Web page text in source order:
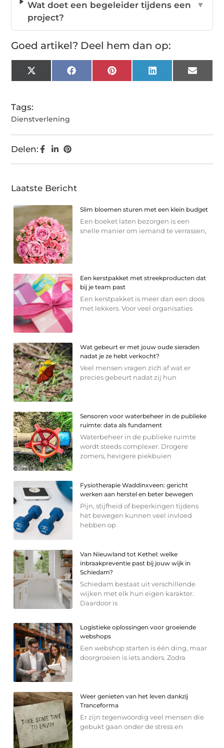
Wat doet een begeleider tijdens een
project?
▼
Goed artikel? Deel hem dan op:
X
(Twitter)
FacebookPinterest LinkedIn Email
Tags:
Dienstverlening
Delen:
Laatste Bericht
Slim bloemen sturen met een klein budget
Een boeket laten bezorgen is een
snelle manier om iemand te verrassen,
Een kerstpakket met streekproducten dat
bij je team past
Een kerstpakket is meer dan een doos
met lekkers. Voor veel organisaties
Wat gebeurt er met jouw oude sieraden
nadat je ze hebt verkocht?
Veel mensen vragen zich af wat er
precies gebeurt nadat zij hun
Sensoren voor waterbeheer in de publieke
ruimte: data als fundament
Waterbeheer in de publieke ruimte
wordt steeds complexer. Drogere
zomers, hevigere piekbuien
Fysiotherapie Waddinxveen: gericht
werken aan herstel en beter bewegen
Pijn, stijfheid of beperkingen tijdens
het bewegen kunnen veel invloed
hebben op
Van Nieuwland tot Kethel: welke
inbraakpreventie past bij jouw wijk in
Schiedam?
Schiedam bestaat uit verschillende
wijken met elk hun eigen karakter.
Daardoor is
Logistieke oplossingen voor groeiende
webshops
Een webshop starten is één ding, maar
doorgroeien is iets anders. Zodra
Weer genieten van het leven dankzij
Tranceforma
Er zijn tegenwoordig veel mensen die
gebukt gaan onder de stress en